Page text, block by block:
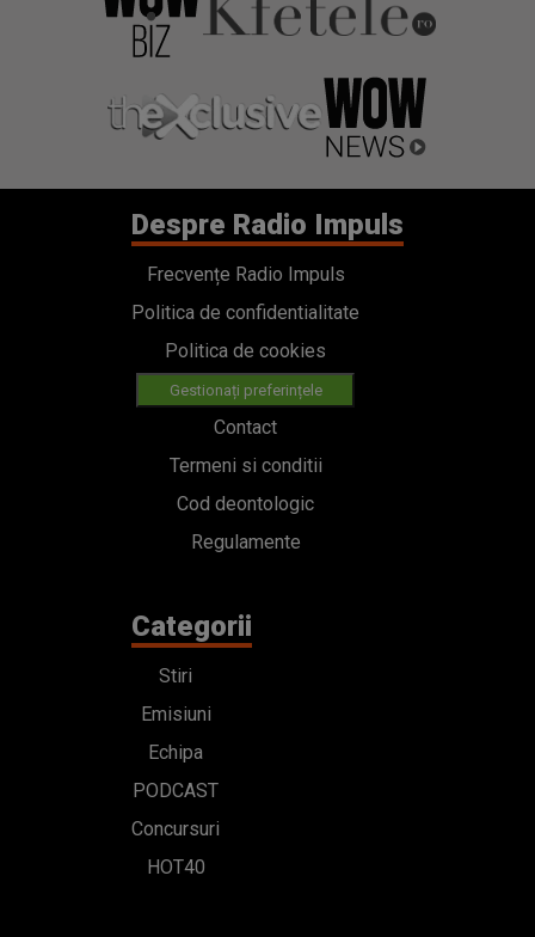
Despre Radio Impuls
Frecvențe Radio Impuls
Politica de confidentialitate
Politica de cookies
Gestionați preferințele
Contact
Termeni si conditii
Cod deontologic
Regulamente
Categorii
Stiri
Emisiuni
Echipa
PODCAST
Concursuri
HOT40